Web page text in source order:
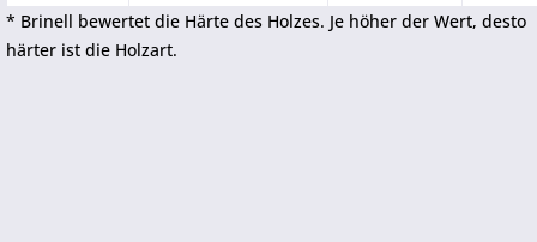
* Brinell bewertet die Härte des Holzes. Je höher der Wert, desto
härter ist die Holzart.